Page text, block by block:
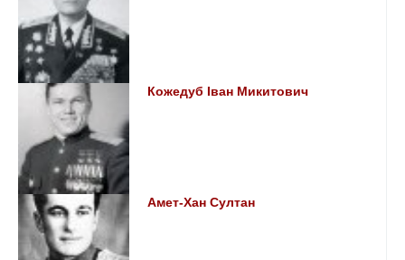
Кожедуб Іван Микитович
Амет-Хан Султан